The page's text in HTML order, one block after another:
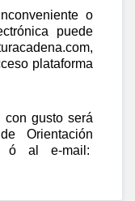
o
puede
plataforma
con gusto será
Orientación
ó al e-mail: